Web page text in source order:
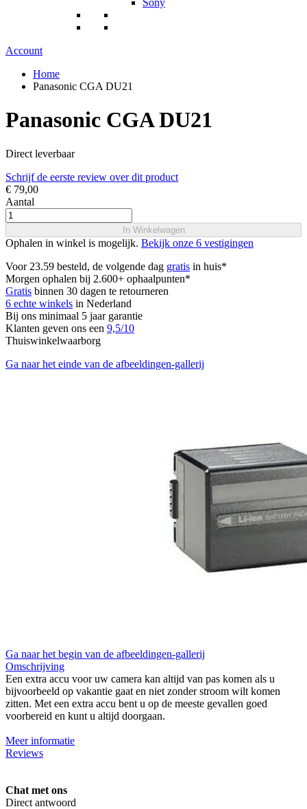
Sony
Account
Home
Panasonic CGA DU21
Panasonic CGA DU21
Direct leverbaar
Schrijf de eerste review over dit product
€ 79,00
Aantal
In Winkelwagen
Ophalen in winkel is mogelijk. Bekijk onze 6 vestigingen
Voor 23.59 besteld, de volgende dag gratis in huis*
Morgen ophalen bij 2.600+ ophaalpunten*
Gratis binnen 30 dagen te retourneren
6 echte winkels in Nederland
Bij ons minimaal 5 jaar garantie
Klanten geven ons een 9,5/10
Thuiswinkelwaarborg
Ga naar het einde van de afbeeldingen-gallerij
Ga naar het begin van de afbeeldingen-gallerij
Omschrijving
Een extra accu voor uw camera kan altijd van pas komen als u
bijvoorbeeld op vakantie gaat en niet zonder stroom wilt komen
zitten. Met een extra accu bent u op de meeste gevallen goed
voorbereid en kunt u altijd doorgaan.
Meer informatie
Reviews
Chat met ons
Direct antwoord